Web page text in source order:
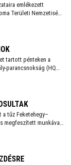
emlékezett
Területi Nemzetiségi
érkeztek
tartott pénteken a
parancsnokság (HQ
a szlovák Tibor
katonai szervezetet.
tűz Feketehegy–
megfeszített munkával
a károsultak